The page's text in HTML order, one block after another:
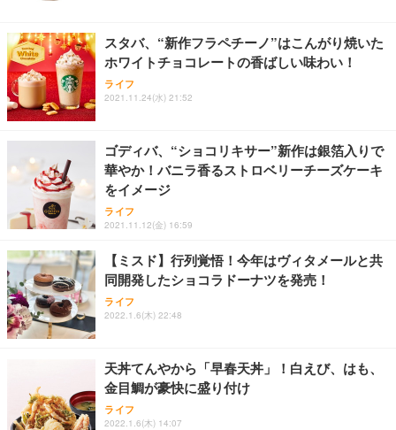
スタバ、“新作フラペチーノ”はこんがり焼いた
ホワイトチョコレートの香ばしい味わい！
ライフ
2021.11.24(水) 21:52
ゴディバ、“ショコリキサー”新作は銀箔入りで
華やか！バニラ香るストロベリーチーズケーキ
をイメージ
ライフ
2021.11.12(金) 16:59
【ミスド】行列覚悟！今年はヴィタメールと共
同開発したショコラドーナツを発売！
ライフ
2022.1.6(木) 22:48
天丼てんやから「早春天丼」！白えび、はも、
金目鯛が豪快に盛り付け
ライフ
2022.1.6(木) 14:07